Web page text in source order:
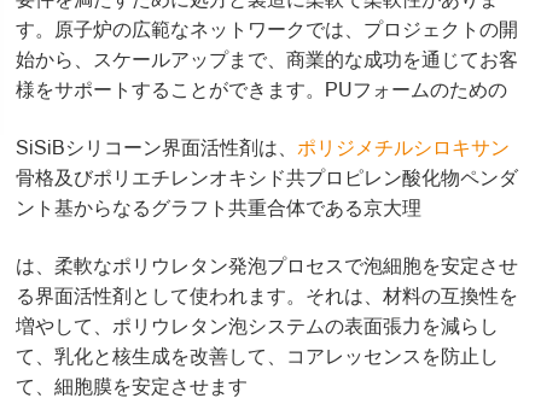
す。原子炉の広範なネットワークでは、プロジェクトの開
始から、スケールアップまで、商業的な成功を通じてお客
様をサポートすることができます。PUフォームのための
SiSiBシリコーン界面活性剤は、 ポリジメチルシロキサン
骨格及びポリエチレンオキシド共プロピレン酸化物ペンダ
ント基からなるグラフト共重合体である京大理
は、柔軟なポリウレタン発泡プロセスで泡細胞を安定させ
る界面活性剤として使われます。それは、材料の互換性を
増やして、ポリウレタン泡システムの表面張力を減らし
て、乳化と核生成を改善して、コアレッセンスを防止し
て、細胞膜を安定させます